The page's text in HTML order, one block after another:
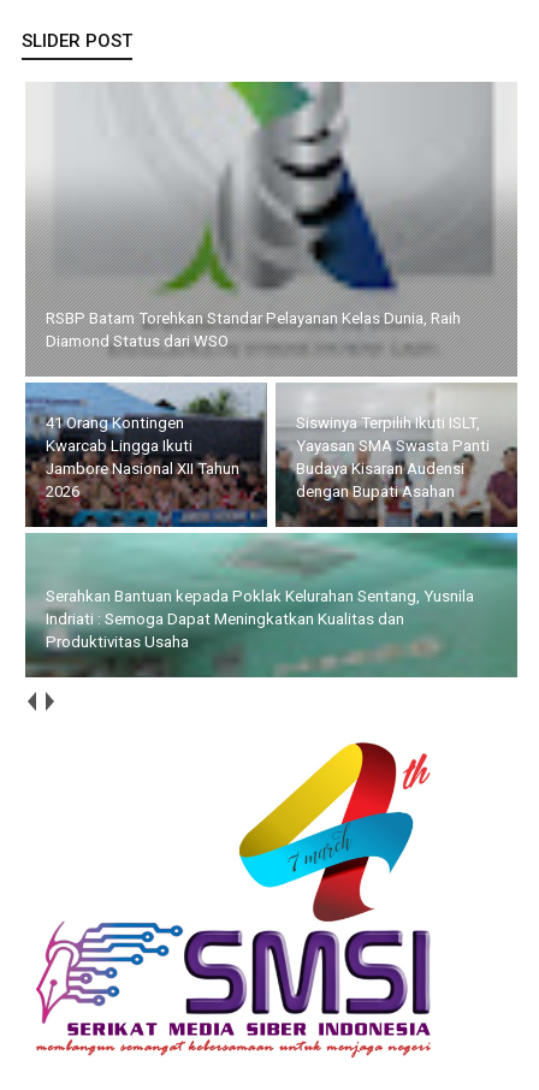
SLIDER POST
RSBP Batam Torehkan Standar Pelayanan Kelas Dunia, Raih
Diamond Status dari WSO
41 Orang Kontingen
Kwarcab Lingga Ikuti
Jambore Nasional XII Tahun
2026
Siswinya Terpilih Ikuti ISLT,
Yayasan SMA Swasta Panti
Budaya Kisaran Audensi
dengan Bupati Asahan
Serahkan Bantuan kepada Poklak Kelurahan Sentang, Yusnila
Indriati : Semoga Dapat Meningkatkan Kualitas dan
Produktivitas Usaha